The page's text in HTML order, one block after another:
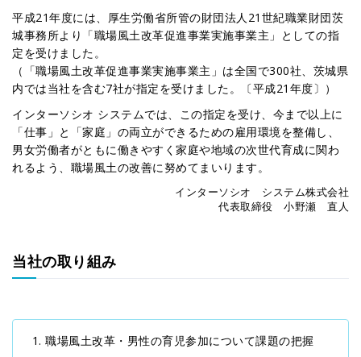
平成21年度には、厚生労働省所管の財団法人21世紀職業財団茨
城事務所より「職場風土改革促進事業実施事業主」としての指
定を受けました。
（「職場風土改革促進事業実施事業主」は全国で300社、茨城県
内では当社を含む7社が指定を受けました。〔平成21年度〕）
インターソシオ システムでは、この指定を受け、今まで以上に
「仕事」と「家庭」の両立ができるための雇用環境を整備し、
男女労働者がともに働きやすく家庭や地域の次世代育成に関わ
れるよう、職場風土の改善に努めてまいります。
インターソシオ システム株式会社
代表取締役 小野瀬 直人
当社の取り組み
職場風土改革・男性の育児参加について課題の把握